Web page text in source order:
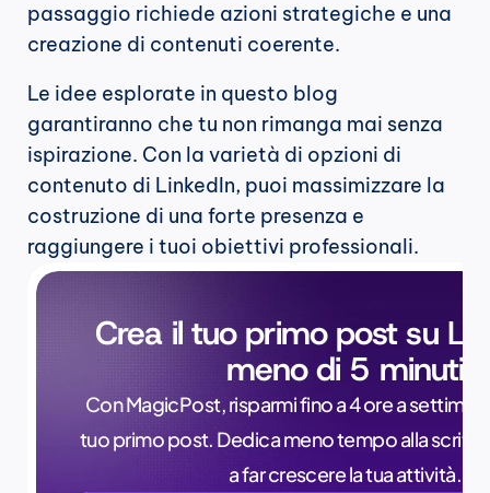
passaggio richiede azioni strategiche e una
creazione di contenuti coerente.
Le idee esplorate in questo blog
garantiranno che tu non rimanga mai senza
ispirazione. Con la varietà di opzioni di
contenuto di LinkedIn, puoi massimizzare la
costruzione di una forte presenza e
raggiungere i tuoi obiettivi professionali.
Crea il tuo primo post su
meno di 5 minuti
Con MagicPost, risparmi fino a 4 ore a
tuo primo post. Dedica meno tempo alla
a far crescere la tua attività.